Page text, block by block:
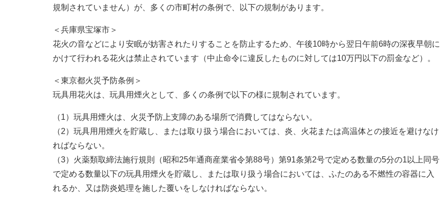
規制されていません）が、多くの市町村の条例で、以下の規制があります。
＜兵庫県宝塚市＞
花火の音などにより安眠が妨害されたりすることを防止するため、午後10時から翌日午前6時の深夜早朝に
かけて行われる花火は禁止されています（中止命令に違反したものに対しては10万円以下の罰金など）。
＜東京都火災予防条例＞
玩具用花火は、玩具用煙火として、多くの条例で以下の様に規制されています。
（1）玩具用煙火は、火災予防上支障のある場所で消費してはならない。
（2）玩具用用煙火を貯蔵し、または取り扱う場合においては、炎、火花または高温体との接近を避けなけ
ればならない。
（3）火薬類取締法施行規則（昭和25年通商産業省令第88号）第91条第2号で定める数量の5分の1以上同号
で定める数量以下の玩具用煙火を貯蔵し、または取り扱う場合においては、ふたのある不燃性の容器に入
れるか、又は防炎処理を施した覆いをしなければならない。